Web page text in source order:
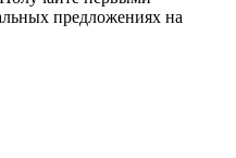
предложениях на